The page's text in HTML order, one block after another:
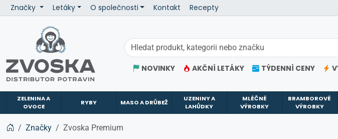
Značky Letáky O společnosti Kontakt Recepty
NOVINKY AKČNÍ LETÁKY TÝDENNÍ CENY
ZELENINA A
OVOCE
RYBY MASO A DRŮBEŽ
UZENINY A
LAHŮDKY
MLÉČNÉ
VÝROBKY
BRAMBOROVÉ
VÝROBKY
Značky Zvoska Premium